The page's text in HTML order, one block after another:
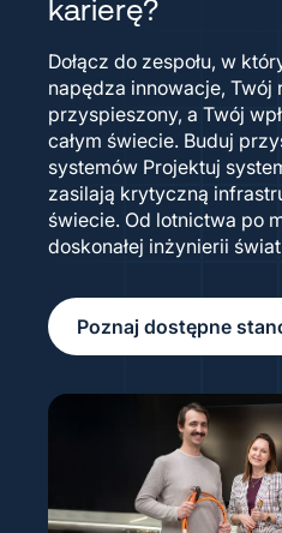
karierę?
Dołącz do zespołu, w
napędza innowacje, Twój
przyspieszony, a Twój
całym świecie. Buduj
systemów Projektuj
zasilają krytyczną
świecie. Od lotnictwa po
doskonałej inżynierii
Poznaj dostępne